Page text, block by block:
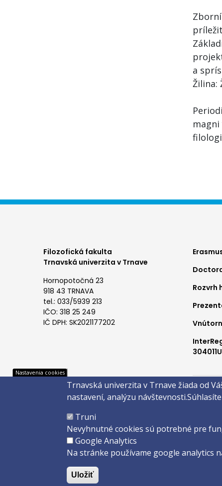
a
Žilina:
Filozofická fakulta
Trnavská univerzita v Trnave
Hornopotočná 23
918 43 TRNAVA
tel.: 033/5939 213
IČO: 318 25 249
IČ DPH: SK2021177202
1
Rozvrh
Správca
Created
Nastavenia cookies
Trnavská univerzita v Trnave žiada od
nastavení, analýzu návštevnosti.
Truni
Nevyhnutné cookies sú potrebné pre
Google Analytics
Na stránke používame google analytics
Uložiť